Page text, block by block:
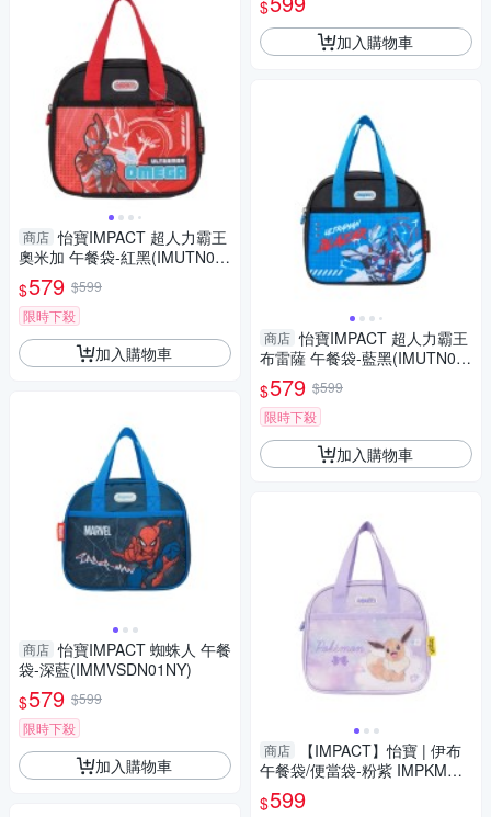
商店 怡寶IMPACT 超人力霸王
奧米加 午餐袋-紅黑(IMUTN02
RD)
$579 $599
限時下殺
加入購物車
商店 怡寶IMPACT 蜘蛛人 午餐
袋-深藍(IMMVSDN01NY)
$579 $599
限時下殺
加入購物車
$
加入購物車
商店 怡寶IMPACT 超人力霸王
布雷薩 午餐袋-藍黑(IMUTN01
BK)
$579 $599
限時下殺
加入購物車
商店
【IMPACT】怡寶 | 伊布
午餐袋/便當袋-粉紫 IMPKMN0
7PL
$599